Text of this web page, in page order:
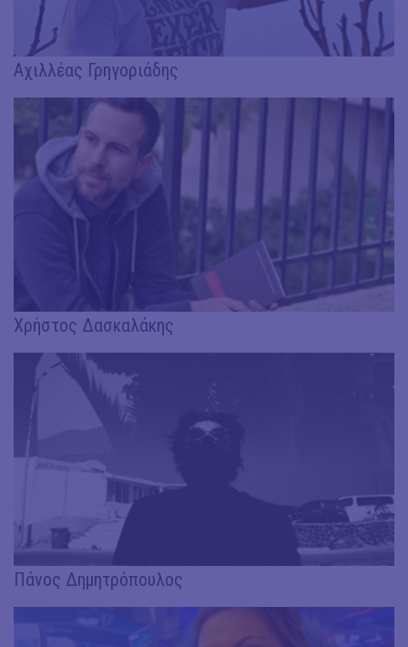
Αχιλλέας Γρηγοριάδης
Χρήστος Δασκαλάκης
Πάνος Δημητρόπουλος